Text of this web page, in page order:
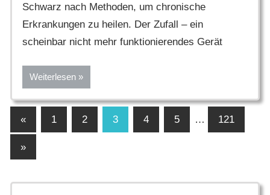
Schwarz nach Methoden, um chronische
Erkrankungen zu heilen. Der Zufall – ein
scheinbar nicht mehr funktionierendes Gerät
Weiterlesen
Seitennummerierung
der
Beiträge
«Vorherige
Beiträge
1 2 3 4 5 … 121
Nächste
»